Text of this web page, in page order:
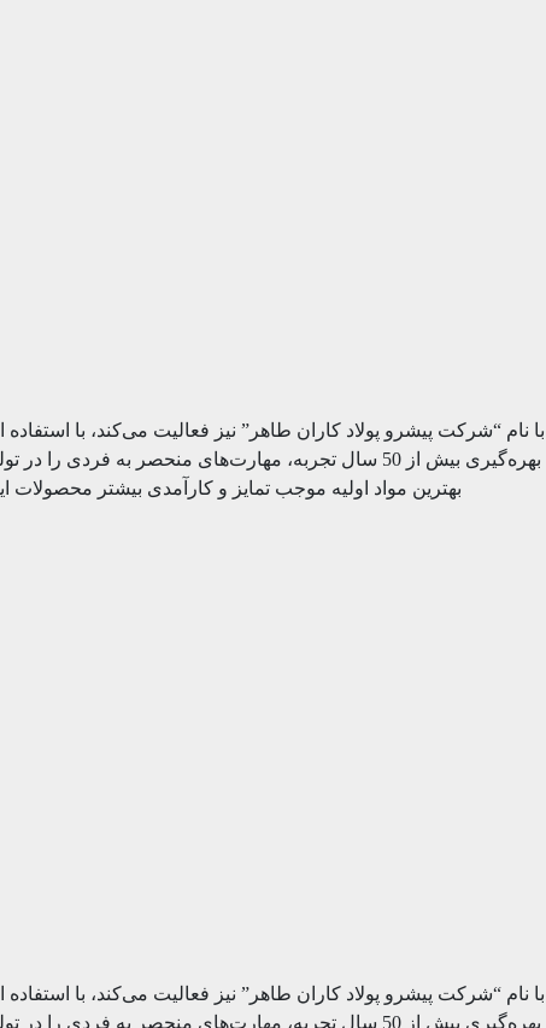
تاسیس شد. این مجموعه که با نام “شرکت پیشرو پولاد کاران طاهر” نیز فعالیت
وسیعی در زمینه تولید کارد، چاقو و تیغه‌های برشی صنایع غذایی کسب کرده و با بهره‌گیری
بهترین مواد اولیه موجب تمایز و کارآمدی بیشتر
تاسیس شد. این مجموعه که با نام “شرکت پیشرو پولاد کاران طاهر” نیز فعالیت
وسیعی در زمینه تولید کارد، چاقو و تیغه‌های برشی صنایع غذایی کسب کرده و با بهره‌گیری